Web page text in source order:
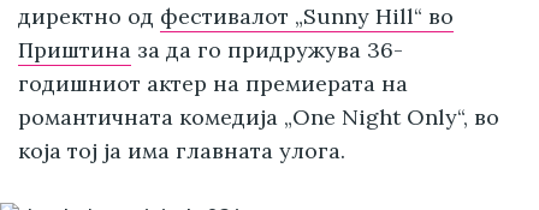
директно од фестивалот „Sunny Hill“ во
Приштина за да го придружува 36-
годишниот актер на премиерата на
романтичната комедија „One Night Only“, во
која тој ја има главната улога.